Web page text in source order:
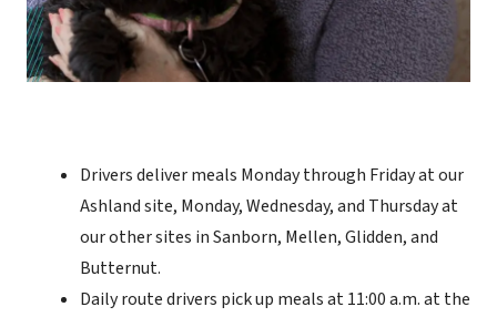
Drivers deliver meals Monday through Friday at our
Ashland site, Monday, Wednesday, and Thursday at
our other sites in Sanborn, Mellen, Glidden, and
Butternut.
Daily route drivers pick up meals at 11:00 a.m. at the